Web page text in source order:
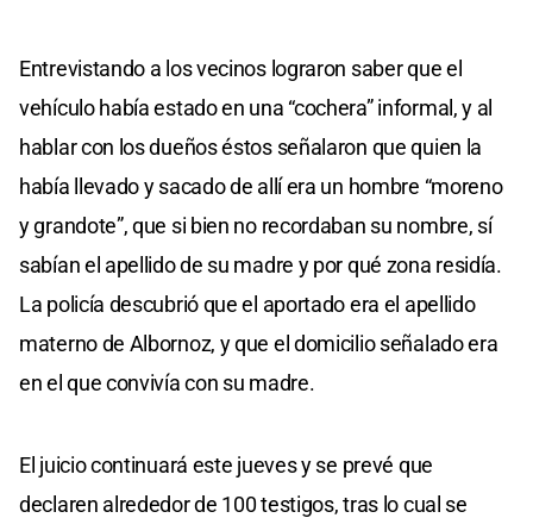
Entrevistando a los vecinos lograron saber que el
vehículo había estado en una “cochera” informal, y al
hablar con los dueños éstos señalaron que quien la
había llevado y sacado de allí era un hombre “moreno
y grandote”, que si bien no recordaban su nombre, sí
sabían el apellido de su madre y por qué zona residía.
La policía descubrió que el aportado era el apellido
materno de Albornoz, y que el domicilio señalado era
en el que convivía con su madre.
El juicio continuará este jueves y se prevé que
declaren alrededor de 100 testigos, tras lo cual se